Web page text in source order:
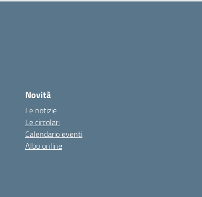
Novità
Le notizie
Le circolari
Calendario eventi
Albo online